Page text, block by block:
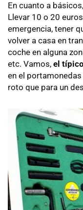
En cuanto a
Llevar 10 o 20
emergencia, tener
volver a casa en
coche en alguna
etc. Vamos, el
en el
roto que para un